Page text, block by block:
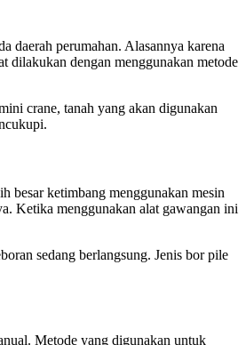
daerah perumahan. Alasannya karena
dilakukan dengan menggunakan metode
crane, tanah yang akan digunakan
besar ketimbang menggunakan mesin
Ketika menggunakan alat gawangan ini
sedang berlangsung. Jenis bor pile
Metode yang digunakan untuk